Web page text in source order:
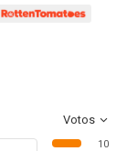
Votos
10